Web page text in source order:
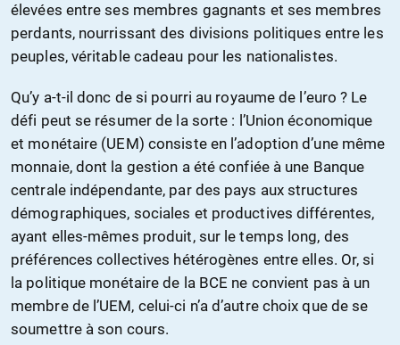
élevées entre ses membres gagnants et ses membres
perdants, nourrissant des divisions politiques entre les
peuples, véritable cadeau pour les nationalistes.
Qu’y a-t-il donc de si pourri au royaume de l’euro ? Le
défi peut se résumer de la sorte : l’Union économique
et monétaire (UEM) consiste en l’adoption d’une même
monnaie, dont la gestion a été confiée à une Banque
centrale indépendante, par des pays aux structures
démographiques, sociales et productives différentes,
ayant elles-mêmes produit, sur le temps long, des
préférences collectives hétérogènes entre elles. Or, si
la politique monétaire de la BCE ne convient pas à un
membre de l’UEM, celui-ci n’a d’autre choix que de se
soumettre à son cours.